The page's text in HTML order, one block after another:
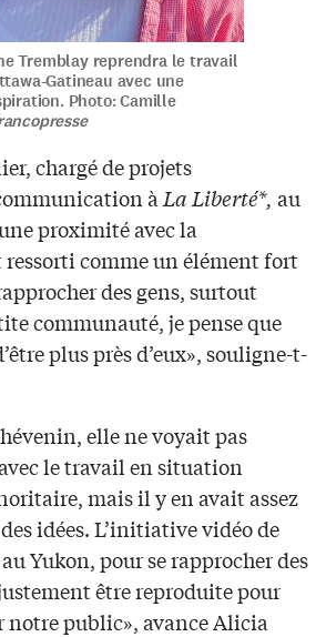
Tremblay reprendra le travail
Gatineau avec une
Photo: Camille
chargé de projets
à La Liberté*, au
proximité avec la
comme un élément fort
des gens, surtout
communauté, je pense que
plus près d’eux», souligne-t-
elle ne voyait pas
le travail en situation
mais il y en avait assez
idées. L’initiative vidéo de
au Yukon, pour se rapprocher des
être reproduite pour
notre public», avance Alicia